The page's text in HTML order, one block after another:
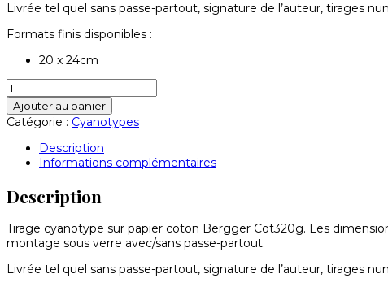
Livrée tel quel sans passe-partout, signature de l’auteur, tirages
Formats finis disponibles :
20 x 24cm
quantité
de
Monastère
Ajouter au panier
Catégorie : Cyanotypes
Description
Informations complémentaires
Description
Tirage cyanotype sur papier coton Bergger Cot320g. Les
montage sous verre avec/sans passe-partout.
Livrée tel quel sans passe-partout, signature de l’auteur, tirages